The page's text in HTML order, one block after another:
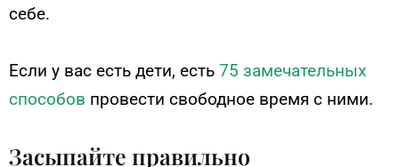
себе.
Если у вас есть дети, есть 75 замечательных
способов провести свободное время с ними.
Засыпайте правильно